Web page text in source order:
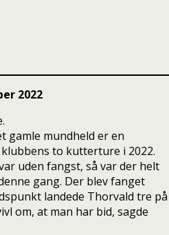
2022
gamle mundheld er en
to kutterture i 2022.
uden fangst, så var der helt
gang. Der blev fanget
landede Thorvald tre på
om, at man har bid, sagde